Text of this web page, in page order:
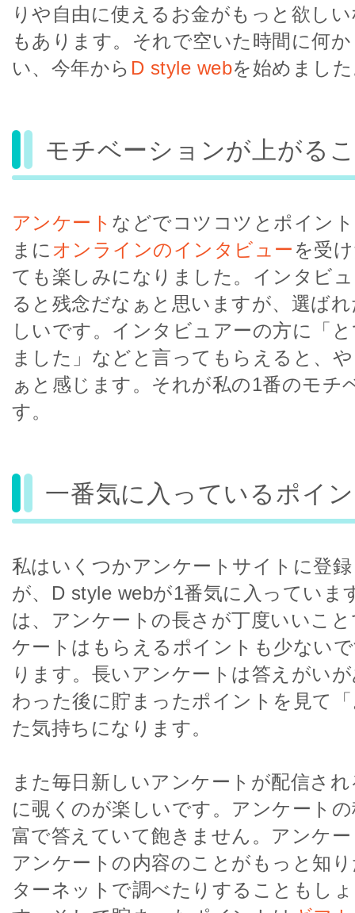
りや自由に使えるお金がもっと欲し
もあります。それで空いた時間に何
い、今年から D style webを始めまし
モチベーションが上がる
アンケート などでコツコツとポイン
まに オンラインのインタビュー を受
ても楽しみになりました。インタビ
ると残念だなぁと思いますが、選ば
しいです。インタビュアーの方に「
ました」などと言ってもらえると、
ぁと感じます。それが私の1番のモチ
す。
一番気に入っているポイ
私はいくつかアンケートサイトに登
が、D style webが1番気に入っていま
は、アンケートの長さが丁度いいこ
ケートはもらえるポイントも少ない
ります。長いアンケートは答えがい
わった後に貯まったポイントを見て
た気持ちになります。
また毎日新しいアンケートが配信さ
に覗くのが楽しいです。アンケート
富で答えていて飽きません。アンケ
アンケートの内容のことがもっと知
ターネットで調べたりすることもし